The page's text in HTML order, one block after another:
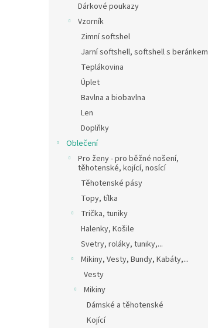
Dárkové poukazy
Vzorník
Zimní softshel
Jarní softshell, softshell s beránkem
Teplákovina
Úplet
Bavlna a biobavlna
Len
Doplňky
Oblečení
Pro ženy - pro běžné nošení,
těhotenské, kojící, nosící
Těhotenské pásy
Topy, tílka
Trička, tuniky
Halenky, Košile
Svetry, roláky, tuniky,...
Mikiny, Vesty, Bundy, Kabáty,...
Vesty
Mikiny
Dámské a těhotenské
Kojící